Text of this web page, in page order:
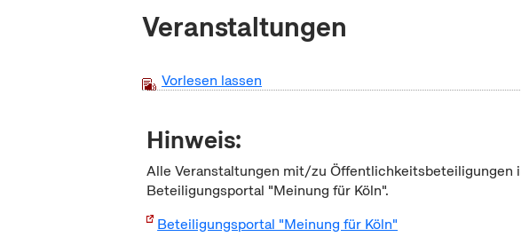
Veranstaltungen
Vorlesen lassen
Hinweis:
Alle Veranstaltungen mit/zu Öffentlichkeitsbeteiligungen
Beteiligungsportal "Meinung für Köln".
Beteiligungsportal "Meinung für Köln"